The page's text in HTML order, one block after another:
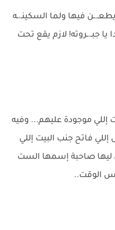
فيها ولما السكينـ.ـه
يا جبـ.ـروته! لازم يقع تحت
إللي موجودة عليهم... وفيه
فاتح جنب البيت إللي
ليها صاحبة إسمها الست
الوقت..